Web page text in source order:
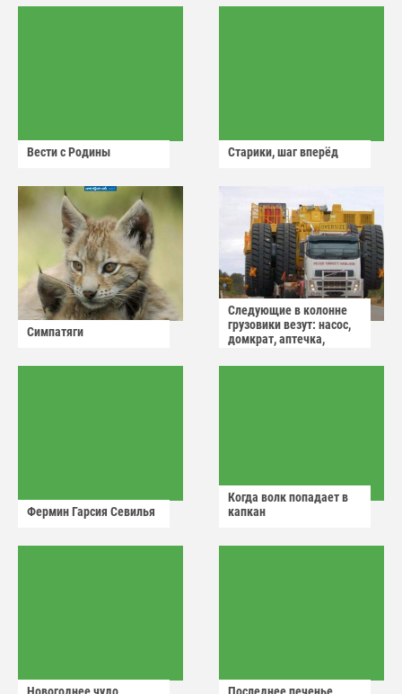
Вести с Родины Старики, шаг вперёд
Симпатяги
Следующие в колонне
грузовики везут: насос,
домкрат, аптечка,
Фермин Гарсия Севилья
Когда волк попадает в
капкан